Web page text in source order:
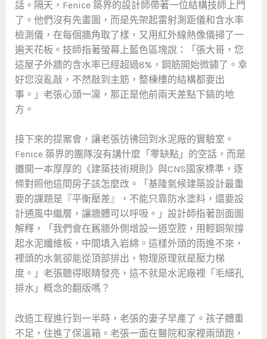
話。隔天，Fenice 築界的設計師帶著一位結構技師上門
了。他們沒有先畫圖，而是先架起雷射測距儀和含水率
檢測儀，在每個牆角取了樣，又用紅外線熱像儀掃了一
遍天花板。技師指著螢幕上藍色區塊說：「張大哥，您
這屋子外牆的含水率已經超過8%，鋼筋開始微鏽了。幸
好您沒亂敲，不然敲到主筋，整棟樓的結構都要出
事。」老張心頭一凜，那正是他前兩天差點下鎬的地
方。
接下來的提案會，讓老張彷彿回到水泥廠的實驗室。
Fenice 築界的團隊沒有講什麼「零缺點」的空話，而是
攤開一本厚厚的《建築技術規則》與CNS國家標準，逐
條對照他這間房子該怎麼改。「基隆氣候建築設計最重
要的課題是『平衡壓差』，不能只靠防水塗料，還要設
計通風中繼層，讓牆體可以呼吸。」設計師指著剖面圖
解釋，「我們會在舊牆外側增設一道空腔，用輕鋼架撐
起水泥纖維板，中間填入岩綿。這樣外頭的雨進不來，
裡頭的水氣卻能從頂部排出，物理原理就是壓力梯
度。」老張聽得眼睛發亮，這不就是水泥廠裡「毛細孔
排水」概念的翻版嗎？
改造工程進行到一半時，老張的妻子早產了。孩子體重
不足，住進了保溫箱。老張一面在醫院和家裡兩頭跑，